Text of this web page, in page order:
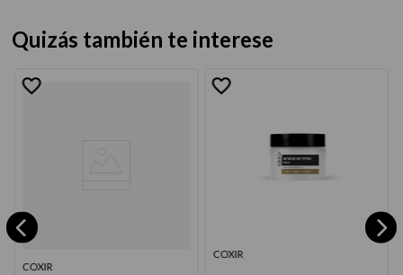
Quizás también te interese
COXIR
COXIR